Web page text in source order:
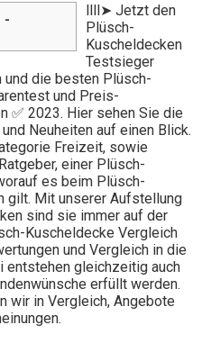
-
llll➤ Jetzt den
Plüsch-
Kuscheldecken
Testsieger
und die besten Plüsch-
und Preis-
✅ 2023. Hier sehen Sie die
Neuheiten auf einen Blick.
Freizeit, sowie
einer Plüsch-
es beim Plüsch-
gilt. Mit unserer Aufstellung
sind sie immer auf der
Kuscheldecke Vergleich
und Vergleich in die
entstehen gleichzeitig auch
erfüllt werden.
wir in Vergleich, Angebote